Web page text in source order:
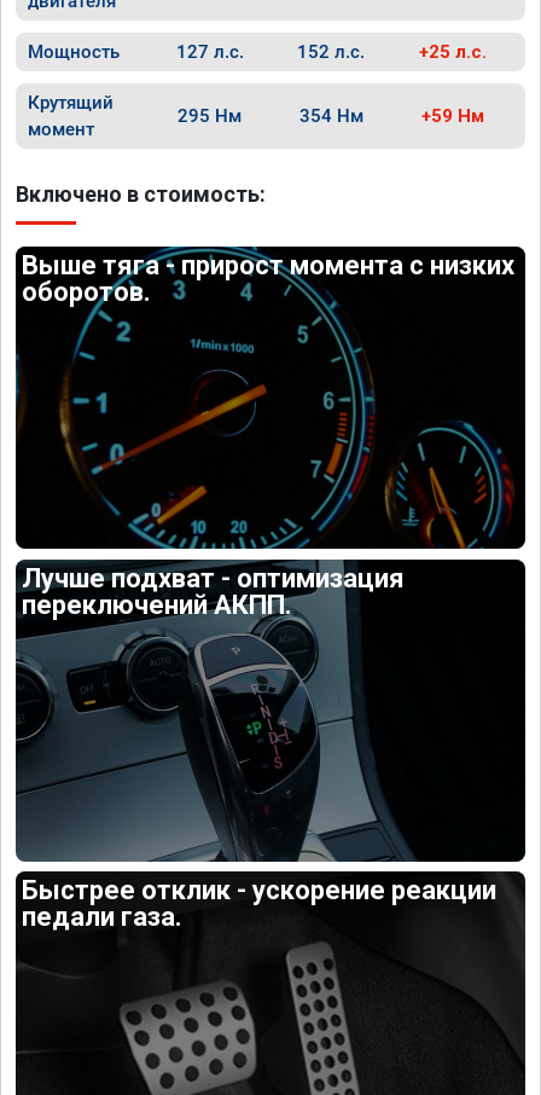
Мощность 127 л.с. 152 л.с. +25 л.с.
Крутящий
момент
295 Нм 354 Нм +59 Нм
Включено в стоимость:
Выше тяга - прирост момента с низких
оборотов.
Лучше подхват - оптимизация
переключений АКПП.
Быстрее отклик - ускорение реакции
педали газа.